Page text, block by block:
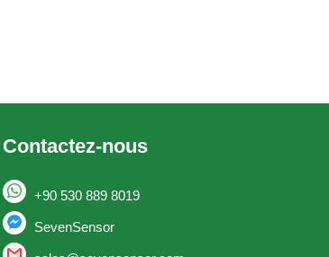
Contactez-nous
+90 530 889 8019
SevenSensor